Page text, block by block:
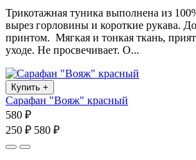
Трикотажная туника выполнена из
вырез горловины и короткие рукава.
принтом. Мягкая и тонкая ткань,
уходе. Не просвечивает. О...
Купить +
Сарафан "Вояж" красный
580 ₽
250 ₽ 580 ₽